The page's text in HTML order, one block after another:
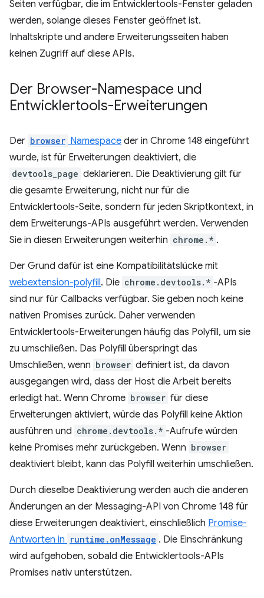
Seiten verfügbar, die im Entwicklertools-Fenster geladen
werden, solange dieses Fenster geöffnet ist.
Inhaltskripte und andere Erweiterungsseiten haben
keinen Zugriff auf diese APIs.
Der Browser-Namespace und
Entwicklertools-Erweiterungen
Der browser Namespace der in Chrome 148 eingeführt
wurde, ist für Erweiterungen deaktiviert, die
devtools_page deklarieren. Die Deaktivierung gilt für
die gesamte Erweiterung, nicht nur für die
Entwicklertools-Seite, sondern für jeden Skriptkontext, in
dem Erweiterungs-APIs ausgeführt werden. Verwenden
Sie in diesen Erweiterungen weiterhin chrome.* .
Der Grund dafür ist eine Kompatibilitätslücke mit
webextension-polyfill. Die chrome.devtools.* -APIs
sind nur für Callbacks verfügbar. Sie geben noch keine
nativen Promises zurück. Daher verwenden
Entwicklertools-Erweiterungen häufig das Polyfill, um sie
zu umschließen. Das Polyfill überspringt das
Umschließen, wenn browser definiert ist, da davon
ausgegangen wird, dass der Host die Arbeit bereits
erledigt hat. Wenn Chrome browser für diese
Erweiterungen aktiviert, würde das Polyfill keine Aktion
ausführen und chrome.devtools.* -Aufrufe würden
keine Promises mehr zurückgeben. Wenn browser
deaktiviert bleibt, kann das Polyfill weiterhin umschließen.
Durch dieselbe Deaktivierung werden auch die anderen
Änderungen an der Messaging-API von Chrome 148 für
diese Erweiterungen deaktiviert, einschließlich Promise-
Antworten in runtime.onMessage . Die Einschränkung
wird aufgehoben, sobald die Entwicklertools-APIs
Promises nativ unterstützen.